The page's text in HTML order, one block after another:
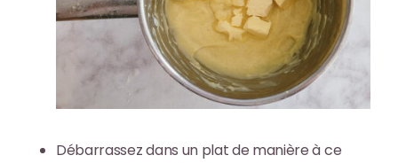
Débarrassez dans un platde manière à ce